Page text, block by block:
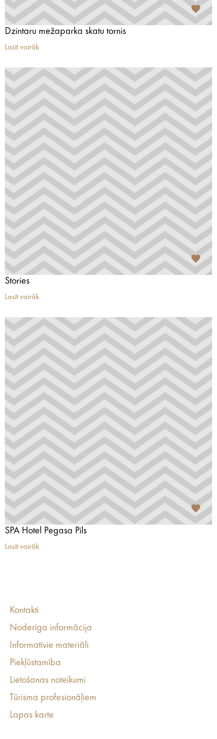
Dzintaru mežaparka skatu tornis
Lasīt vairāk
Stories
Lasīt vairāk
SPA Hotel Pegasa Pils
Lasīt vairāk
Kontakti
Noderīga informācija
Informatīvie materiāli
Piekļūstamība
Lietošanas noteikumi
Tūrisma profesionāļiem
Lapas karte